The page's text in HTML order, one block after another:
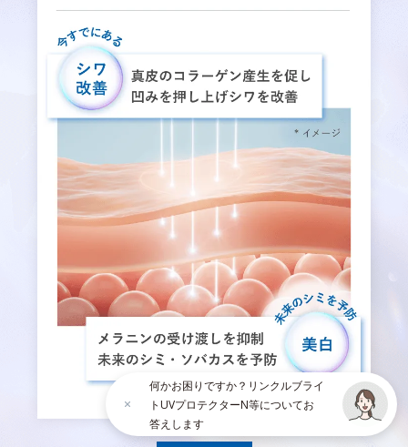
何かお困りですか？リンクルブライ
トUVプロテクターN等についてお
答えします